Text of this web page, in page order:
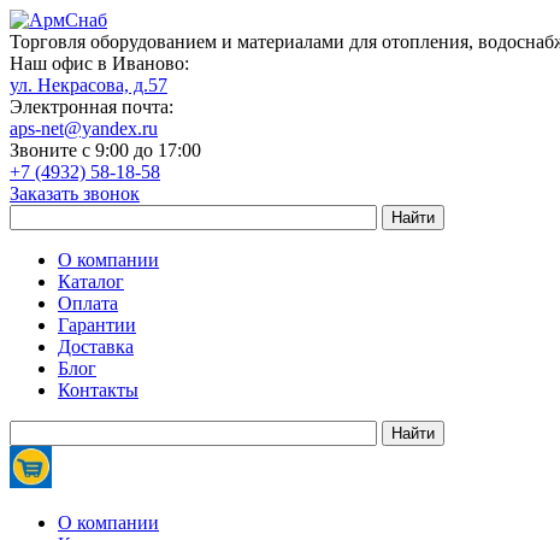
Торговля оборудованием и материалами для отопления,
Наш офис в Иваново:
ул. Некрасова, д.57
Электронная почта:
aps-net@yandex.ru
Звоните с 9:00 до 17:00
+7 (4932) 58-18-58
Заказать звонок
О компании
Каталог
Оплата
Гарантии
Доставка
Блог
Контакты
О компании